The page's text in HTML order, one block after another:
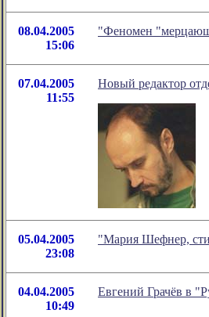
08.04.2005
15:06
"Феномен
07.04.2005
11:55
Новый редактор
05.04.2005
23:08
"Мария Шефнер,
04.04.2005
10:49
Евгений Грачёв в